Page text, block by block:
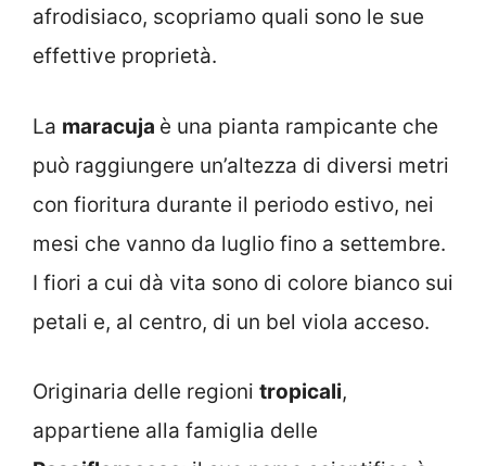
afrodisiaco, scopriamo quali sono le sue
effettive proprietà.
La maracuja è una pianta rampicante che
può raggiungere un’altezza di diversi metri
con fioritura durante il periodo estivo, nei
mesi che vanno da luglio fino a settembre.
I fiori a cui dà vita sono di colore bianco sui
petali e, al centro, di un bel viola acceso.
Originaria delle regioni tropicali,
appartiene alla famiglia delle